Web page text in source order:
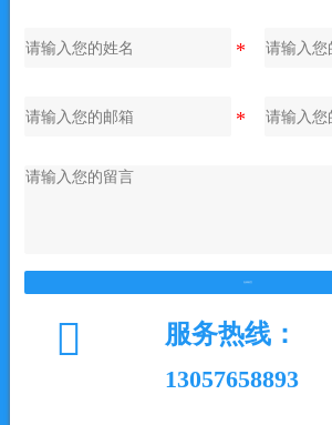
 服务热线：
13057658893